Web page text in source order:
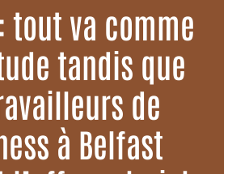
tout va comme
tandis que
de
à Belfast